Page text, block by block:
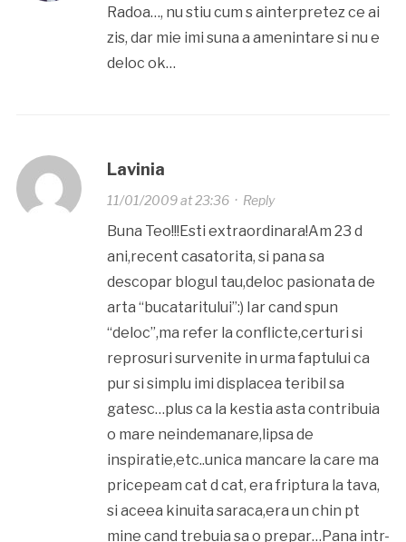
Radoa…, nu stiu cum s ainterpretez ce ai
zis, dar mie imi suna a amenintare si nu e
deloc ok…
Lavinia
11/01/2009 at 23:36· Reply
Buna Teo!!!Esti extraordinara!Am 23 d
ani,recent casatorita, si pana sa
descopar blogul tau,deloc pasionata de
arta “bucataritului”:) Iar cand spun
“deloc”,ma refer la conflicte,certuri si
reprosuri survenite in urma faptului ca
pur si simplu imi displacea teribil sa
gatesc…plus ca la kestia asta contribuia
o mare neindemanare,lipsa de
inspiratie,etc..unica mancare la care ma
pricepeam cat d cat, era friptura la tava,
si aceea kinuita saraca,era un chin pt
mine cand trebuia sa o prepar…Pana intr-